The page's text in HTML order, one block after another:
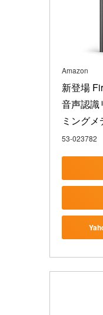
Amazon
新登場
音声認識
ミング
53-023782